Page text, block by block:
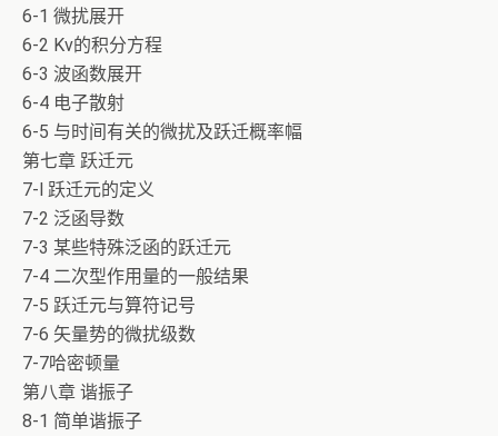
6-1 微扰展开
6-2 Kv的积分方程
6-3 波函数展开
6-4 电子散射
6-5 与时间有关的微扰及跃迁概率幅
第七章 跃迁元
7-l 跃迁元的定义
7-2 泛函导数
7-3 某些特殊泛函的跃迁元
7-4 二次型作用量的一般结果
7-5 跃迁元与算符记号
7-6 矢量势的微扰级数
7-7哈密顿量
第八章 谐振子
8-1 简单谐振子